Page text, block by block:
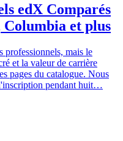
edX Comparés
et plus
professionnels, mais le
et la valeur de carrière
pages du catalogue. Nous
pendant huit…